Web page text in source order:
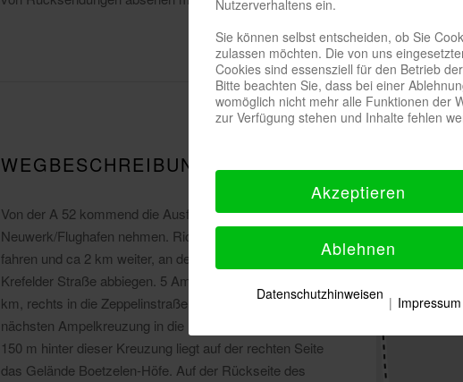
WEGBESCHREIBUNG
Von der A 52 kommend die Ausfahrt 9 MG
Neuwerk/Flughafen nehmen. Richtung Neuwerk rechts
fahren und ca 2 km weiter, an der 3. Ampel, rechts in die
Krefelder Straße abbiegen. 5 Ampeln weiter, nach ca. 2,5
km, rechts in die Zeppelinstraße abbiegen, die hinter der
nächsten Ampelkreuzung in die Künkelstraße übergeht.
150 m hinter dieser Kreuzung liegt auf der rechten Seite
das Gelände Boetzelen-Höfe. Auf der Rückseite des
Nutzerverhaltens ein.
Sie können selbst entscheiden, ob Sie
zulassen möchten. Die von uns
Cookies sind essensziell für den Betrieb
Bitte beachten Sie, dass bei einer
womöglich nicht mehr alle Funktionen der
zur Verfügung stehen und Inhalte fehlen
Akzeptieren
Ablehnen
Datenschutzhinweisen | Impressum